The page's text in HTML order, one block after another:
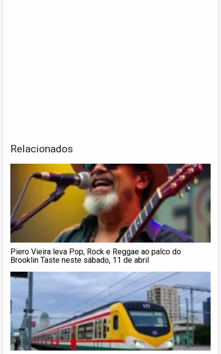
Relacionados
Piero Vieira leva Pop, Rock e Reggae ao palco do
Brooklin Taste neste sábado, 11 de abril